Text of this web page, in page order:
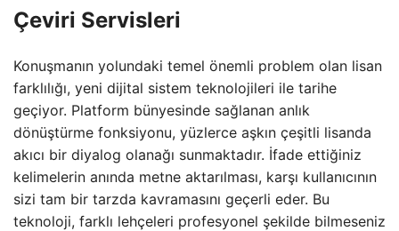
Çeviri Servisleri
Konuşmanın yolundaki temel önemli problem olan lisan
farklılığı, yeni dijital sistem teknolojileri ile tarihe
geçiyor. Platform bünyesinde sağlanan anlık
dönüştürme fonksiyonu, yüzlerce aşkın çeşitli lisanda
akıcı bir diyalog olanağı sunmaktadır. İfade ettiğiniz
kelimelerin anında metne aktarılması, karşı kullanıcının
sizi tam bir tarzda kavramasını geçerli eder. Bu
teknoloji, farklı lehçeleri profesyonel şekilde bilmeseniz